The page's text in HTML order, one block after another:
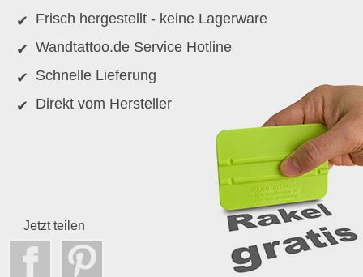
Frisch hergestellt - keine Lagerware
Wandtattoo.de Service Hotline
Schnelle Lieferung
Direkt vom Hersteller
Jetzt teilen